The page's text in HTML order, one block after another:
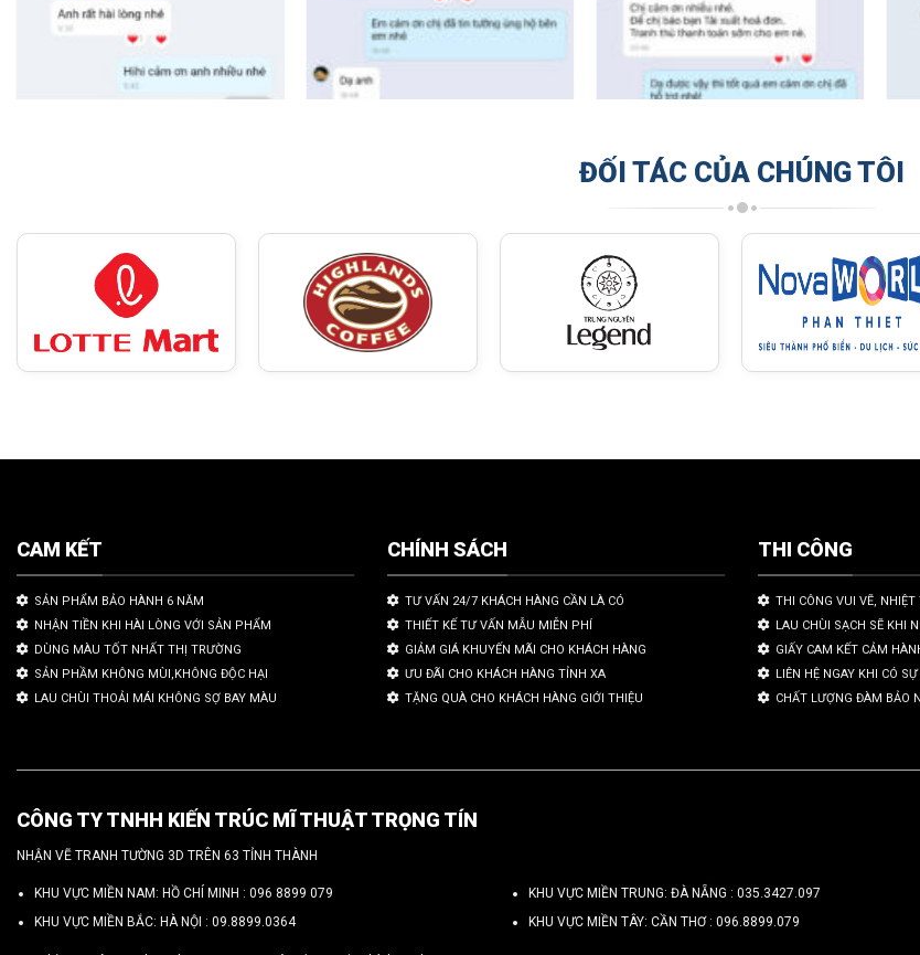
ĐỐI TÁC CỦA CHÚNG TÔI
CAM KẾT
SẢN PHẨM BẢO HÀNH 6 NĂM
NHẬN TIỀN KHI HÀI LÒNG VỚI SẢN PHẨM
DÙNG MÀU TỐT NHẤT THỊ TRƯỜNG
SẢN PHẦM KHÔNG MÙI,KHÔNG ĐỘC HẠI
LAU CHÙI THOẢI MÁI KHÔNG SỢ BAY MÀU
CHÍNH SÁCH
TƯ VẤN 24/7 KHÁCH HÀNG CẦN LÀ CÓ
THIẾT KẾ TƯ VẤN MẪU MIỄN PHÍ
GIẢM GIÁ KHUYẾN MÃI CHO KHÁCH HÀNG
ƯU ĐÃI CHO KHÁCH HÀNG TỈNH XA
TẶNG QUÀ CHO KHÁCH HÀNG GIỚI THIỆU
THI CÔNG
THI CÔNG VUI VẼ, NHIỆT
LAU CHÙI SẠCH SẼ KHI
GIẤY CAM KẾT CẢM
LIÊN HỆ NGAY KHI CÓ
CHẤT LƯỢNG ĐÀM BẢO
CÔNG TY TNHH KIẾN TRÚC MĨ THUẬT TRỌNG TÍN
NHẬN VẼ TRANH TƯỜNG 3D TRÊN 63 TỈNH THÀNH
KHU VỰC MIỀN NAM: HỒ CHÍ MINH : 096 8899 079
KHU VỰC MIỀN BẮC: HÀ NỘI : 09.8899.0364
KHU VỰC MIỀN TRUNG: ĐÀ NẴNG : 035.3427.097
KHU VỰC MIỀN TÂY: CẦN THƠ : 096.8899.079